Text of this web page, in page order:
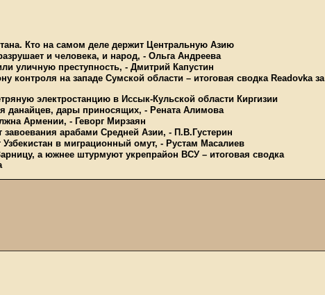
Кто на самом деле держит Центральную Азию
и человека, и народ, - Ольга Андреева
уличную преступность, - Дмитрий Капустин
контроля на западе Сумской области – итоговая сводка Readovka за
электростанцию в Иссык-Кульской области Киргизии
данайцев, дары приносящих, - Рената Алимова
Армении, - Геворг Мирзаян
арабами Средней Азии, - П.В.Густерин
Узбекистан в миграционный омут, - Рустам Масалиев
а южнее штурмуют укрепрайон ВСУ – итоговая сводка